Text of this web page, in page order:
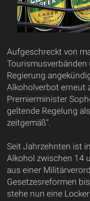
Aufgeschreckt von
Tourismusverbänden
Regierung
Alkoholverbot erneut
Premierminister
geltende Regelung
zeitgemäß“.
Seit Jahrzehnten ist
Alkohol zwischen 14
aus einer
Gesetzesreformen
stehe nun eine